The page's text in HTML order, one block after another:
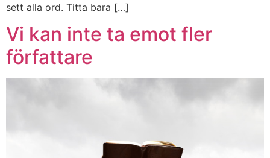
sett alla ord. Titta bara […]
Vi kan inte ta emot fler
författare